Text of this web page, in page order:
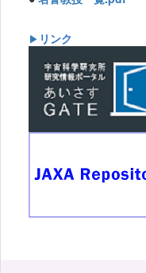
▶ リンク